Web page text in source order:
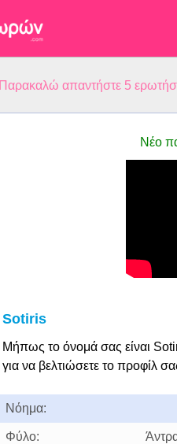
Παρακαλώ απαντήστε 5
Νέο
Sotiris
Μήπως το όνομά σας είναι
για να βελτιώσετε το προφίλ
Νόημα:
Φύλο: